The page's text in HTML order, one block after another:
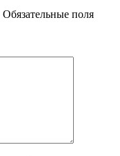
Обязательные поля